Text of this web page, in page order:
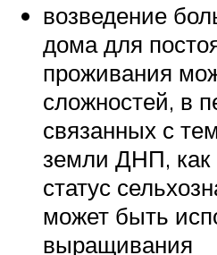
возведение
дома для
проживания
сложностей, в
связанных с
земли ДНП, как
статус
может быть
выращивания